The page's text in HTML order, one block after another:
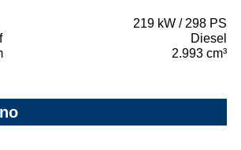
219 kW / 298 PS
Diesel
2.993 cm³